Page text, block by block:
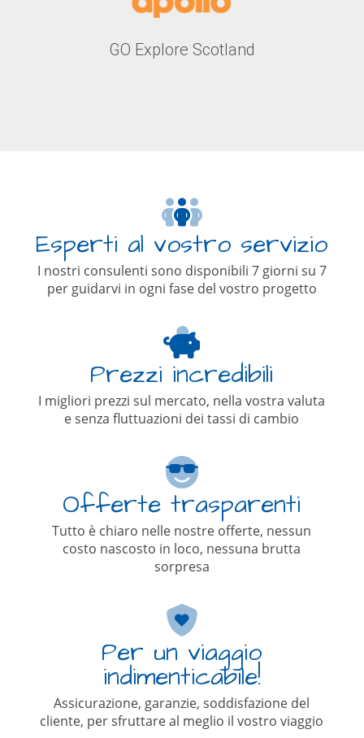
GO Explore Scotland
Esperti al vostro servizio
I nostri consulenti sono disponibili 7 giorni su 7
per guidarvi in ogni fase del vostro progetto
Prezzi incredibili
I migliori prezzi sul mercato, nella vostra valuta
e senza fluttuazioni dei tassi di cambio
Offerte trasparenti
Tutto è chiaro nelle nostre offerte, nessun
costo nascosto in loco, nessuna brutta
sorpresa
Per un viaggio
indimenticabile!
Assicurazione, garanzie, soddisfazione del
cliente, per sfruttare al meglio il vostro viaggio